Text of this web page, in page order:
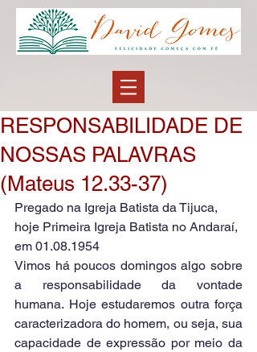
RESPONSABILIDADE DE
NOSSAS PALAVRAS
(Mateus 12.33-37)
Pregado na Igreja Batista da Tijuca,
hoje Primeira Igreja Batista no Andaraí,
em 01.08.1954
Vimos há poucos domingos algo sobre
a responsabilidade da vontade
humana. Hoje estudaremos outra força
caracterizadora do homem, ou seja, sua
capacidade de expressão por meio da